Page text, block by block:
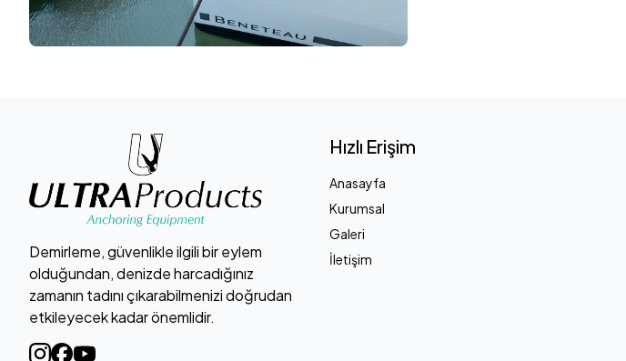
Demirleme, güvenlikle ilgili bir eylem
olduğundan, denizde harcadığınız
zamanın tadını çıkarabilmenizi doğrudan
etkileyecek kadar önemlidir.
Hızlı Erişim
Anasayfa
Kurumsal
Galeri
İletişim